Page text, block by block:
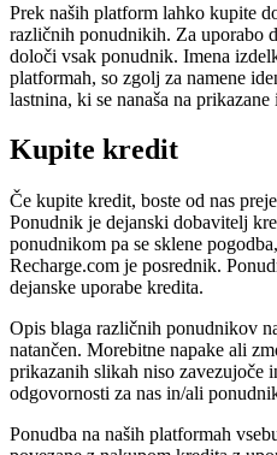
Prek naših platform lahko kupite
različnih ponudnikih. Za uporabo
določi vsak ponudnik. Imena
platformah, so zgolj za namene
lastnina, ki se nanaša na
Kupite kredit
Če kupite kredit, boste od nas
Ponudnik je dejanski dobavitelj
ponudnikom pa se sklene
Recharge.com je posrednik.
dejanske uporabe kredita.
Opis blaga različnih ponudnikov
natančen. Morebitne napake ali
prikazanih slikah niso zavezujoče
odgovornosti za nas in/ali
Ponudba na naših platformah